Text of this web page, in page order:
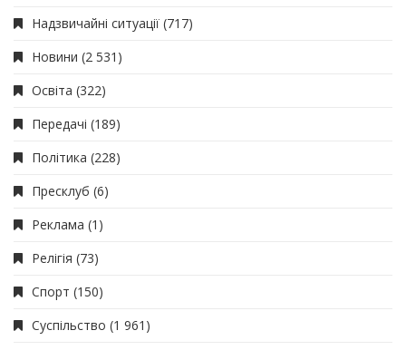
Надзвичайні ситуації (717)
Новини (2 531)
Освіта (322)
Передачі (189)
Політика (228)
Пресклуб (6)
Реклама (1)
Релігія (73)
Спорт (150)
Суспільство (1 961)